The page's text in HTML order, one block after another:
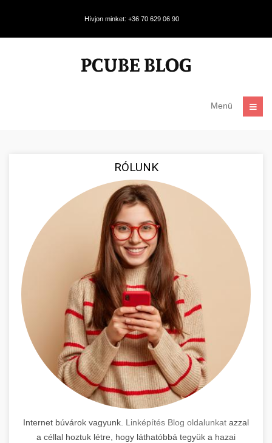
Hívjon minket: +36 70 629 06 90
Menü
RÓLUNK
Internet búvárok vagyunk. Linképítés Blog oldalunkat azzal
a céllal hoztuk létre, hogy láthatóbbá tegyük a hazai